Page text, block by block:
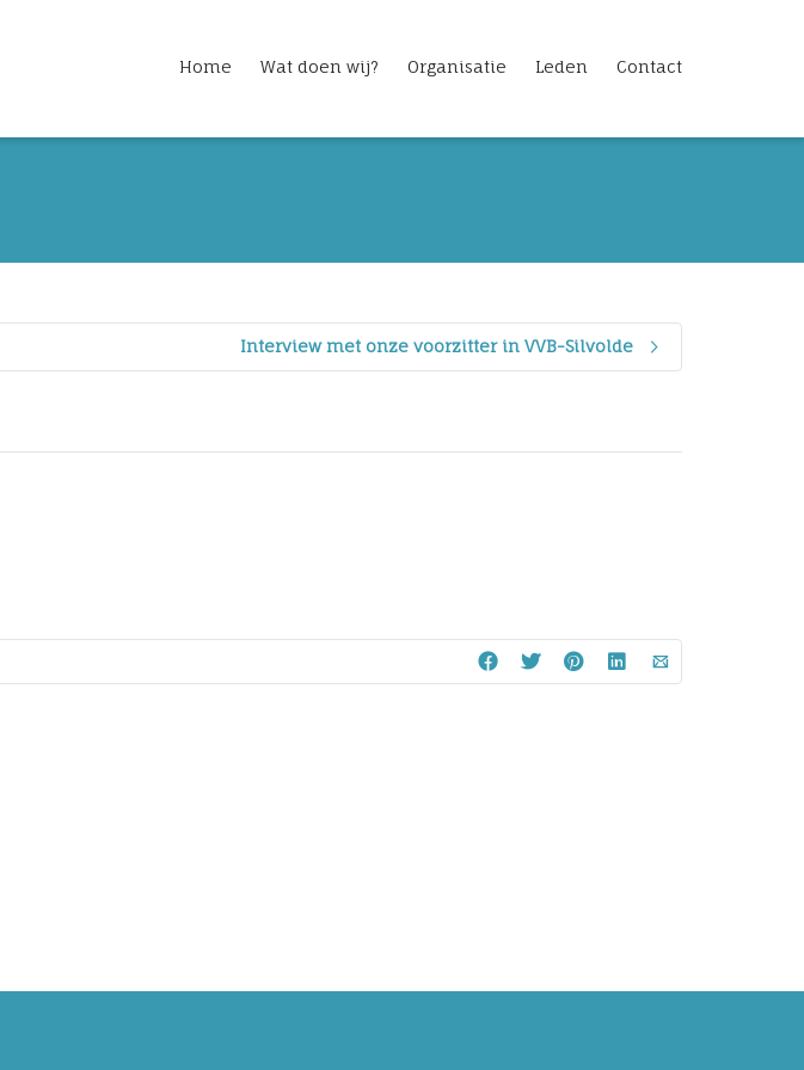
Home Wat doen wij? Organisatie Leden Contact
Interview met onze voorzitter in VVB-Silvolde